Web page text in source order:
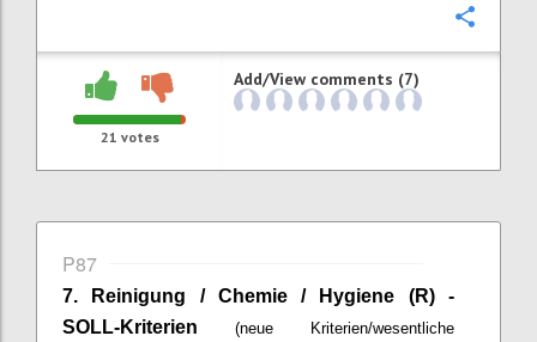
21 votes
Add/View comments (7)
P87
7.
Reinigung / Chemie / Hygiene (R) -
SOLL-Kriterien (neue Kriterien/wesentliche